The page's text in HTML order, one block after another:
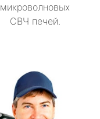
микроволновых
СВЧ печей.